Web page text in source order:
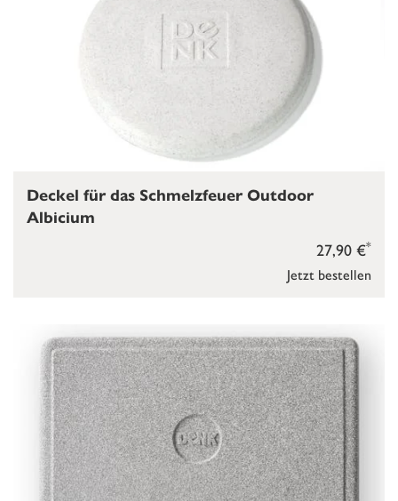
Jetzt bestellen
27,90 €*
Deckel für das Schmelzfeuer Outdoor
Albicium